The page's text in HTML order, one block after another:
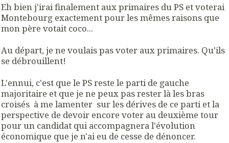
Eh bien j'irai finalement aux primaires du PS et voterai
Montebourg exactement pour les mêmes raisons que
mon père votait coco...
Au départ, je ne voulais pas voter aux primaires. Qu'ils
se débrouillent!
L'ennui, c'est que le PS reste le parti de gauche
majoritaire et que je ne peux pas rester là les bras
croisés à me lamenter sur les dérives de ce parti et la
perspective de devoir encore voter au deuxième tour
pour un candidat qui accompagnera l'évolution
économique que je n'ai eu de cesse de dénoncer.